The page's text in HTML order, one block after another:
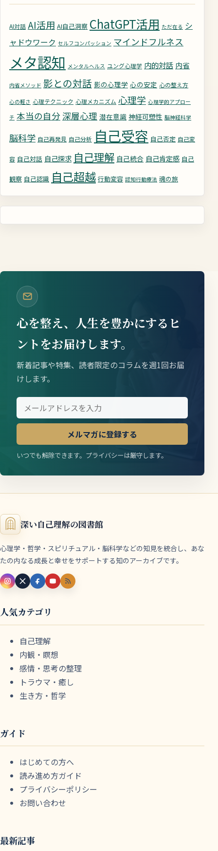
AI対話 AI活用 AI自己洞察 ChatGPT活用 ただ在る シ
ャドウワーク セルフコンパッション マインドフルネス
メタ認知 メンタルヘルス ユング心理学 内的対話 内省
内省メソッド 影との対話 影の心理学 心の安定 心の整え方
心の軽さ 心理テクニック 心理メカニズム 心理学 心理学的アプロー
チ 本当の自分 深層心理 潜在意識 神経可塑性 脳神経科学
脳科学 自己再発見 自己分析 自己受容 自己否定 自己変
容 自己対話 自己探求 自己理解 自己統合 自己肯定感 自己
観察 自己認識 自己超越 行動変容 認知行動療法 魂の旅
心を整え、人生を豊かにするヒ
ントをお届けします。
新着記事や特集、読者限定のコラムを週1回お届
けします。
メルマガに登録する
いつでも解除できます。プライバシーは厳守します。
深い自己理解の図書館
心理学・哲学・スピリチュアル・脳科学などの知見を統合し、あな
たの内なる成長と幸せをサポートする知のアーカイブです。
人気カテゴリ
自己理解
内観・瞑想
感情・思考の整理
トラウマ・癒し
生き方・哲学
ガイド
はじめての方へ
読み進め方ガイド
プライバシーポリシー
お問い合わせ
最新記事